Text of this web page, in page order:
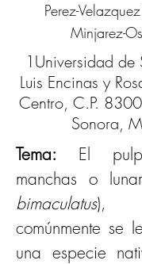
Perez-
Minjarez-
1Universidad de
Luis Encinas y
Centro, C.P.
Sonora,
Tema: El
manchas o
bimaculatus),
comúnmente se
una especie